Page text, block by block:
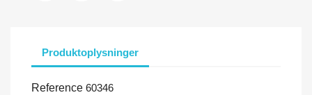
Produktoplysninger
Reference 60346